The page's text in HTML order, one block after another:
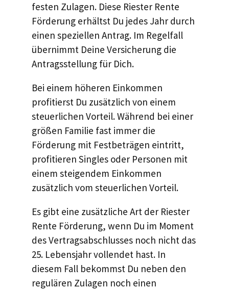
festen Zulagen. Diese Riester Rente
Förderung erhältst Du jedes Jahr durch
einen speziellen Antrag. Im Regelfall
übernimmt Deine Versicherung die
Antragsstellung für Dich.
Bei einem höheren Einkommen
profitierst Du zusätzlich von einem
steuerlichen Vorteil. Während bei einer
größen Familie fast immer die
Förderung mit Festbeträgen eintritt,
profitieren Singles oder Personen mit
einem steigendem Einkommen
zusätzlich vom steuerlichen Vorteil.
Es gibt eine zusätzliche Art der Riester
Rente Förderung, wenn Du im Moment
des Vertragsabschlusses noch nicht das
25. Lebensjahr vollendet hast. In
diesem Fall bekommst Du neben den
regulären Zulagen noch einen